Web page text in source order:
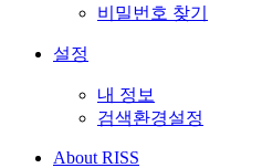
비밀번호 찾기
설정
내 정보
검색환경설정
About RISS